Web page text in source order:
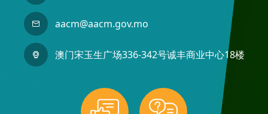
aacm@aacm.gov.mo
澳门宋玉生广场336-342号诚丰商业中心18楼